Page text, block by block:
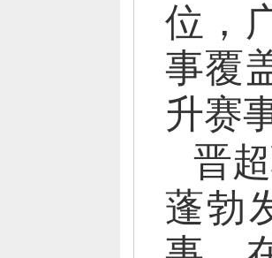
位，
事覆
升赛
晋
蓬勃